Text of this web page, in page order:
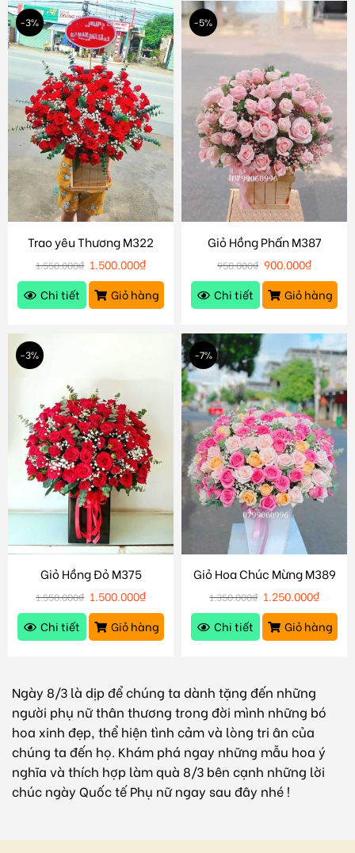
-3%
Trao yêu Thương M322
1.550.000₫ 1.500.000₫
Chi tiết
Giỏ hàng
-5%
Giỏ Hồng Phấn M387
950.000₫ 900.000₫
Chi tiết
Giỏ hàng
-3%
Giỏ Hồng Đỏ M375
1.550.000₫ 1.500.000₫
Chi tiết
Giỏ hàng
-7%
Giỏ Hoa Chúc Mừng M389
1.350.000₫ 1.250.000₫
Chi tiết
Giỏ hàng
Ngày 8/3 là dịp để chúng ta dành tặng đến những
người phụ nữ thân thương trong đời mình những bó
hoa xinh đẹp, thể hiện tình cảm và lòng tri ân của
chúng ta đến họ. Khám phá ngay những mẫu hoa ý
nghĩa và thích hợp làm quà 8/3 bên cạnh những lời
chúc ngày Quốc tế Phụ nữ ngay sau đây nhé !